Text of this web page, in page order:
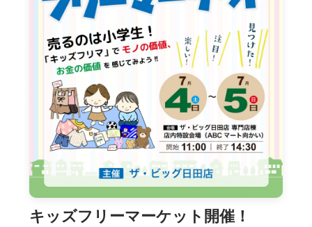
キッズフリーマーケット開催！